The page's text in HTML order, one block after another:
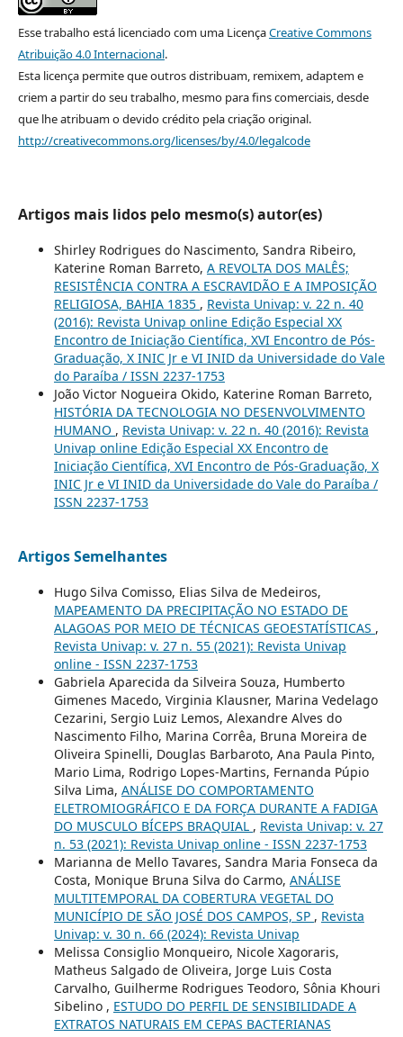
Esse trabalho está licenciado com uma LicençaCreative Commons
Atribuição 4.0 Internacional.
Esta licença permite que outros distribuam, remixem, adaptem e
criem a partir do seu trabalho, mesmo para fins comerciais, desde
que lhe atribuam o devido crédito pela criação original.
http://creativecommons.org/licenses/by/4.0/legalcode
Artigos mais lidos pelo mesmo(s) autor(es)
Shirley Rodrigues do Nascimento, Sandra Ribeiro,
Katerine Roman Barreto, A REVOLTA DOS MALÊS;
RESISTÊNCIA CONTRA A ESCRAVIDÃO E A IMPOSIÇÃO
RELIGIOSA, BAHIA 1835 , Revista Univap: v. 22 n. 40
(2016): Revista Univap online Edição Especial XX
Encontro de Iniciação Científica, XVI Encontro de Pós-
Graduação, X INIC Jr e VI INID da Universidade do Vale
do Paraíba / ISSN 2237-1753
João Victor Nogueira Okido, Katerine Roman Barreto,
HISTÓRIA DA TECNOLOGIA NO DESENVOLVIMENTO
HUMANO , Revista Univap: v. 22 n. 40 (2016): Revista
Univap online Edição Especial XX Encontro de
Iniciação Científica, XVI Encontro de Pós-Graduação, X
INIC Jr e VI INID da Universidade do Vale do Paraíba /
ISSN 2237-1753
Artigos Semelhantes
Hugo Silva Comisso, Elias Silva de Medeiros,
MAPEAMENTO DA PRECIPITAÇÃO NO ESTADO DE
ALAGOAS POR MEIO DE TÉCNICAS GEOESTATÍSTICAS ,
Revista Univap: v. 27 n. 55 (2021): Revista Univap
online - ISSN 2237-1753
Gabriela Aparecida da Silveira Souza, Humberto
Gimenes Macedo, Virginia Klausner, Marina Vedelago
Cezarini, Sergio Luiz Lemos, Alexandre Alves do
Nascimento Filho, Marina Corrêa, Bruna Moreira de
Oliveira Spinelli, Douglas Barbaroto, Ana Paula Pinto,
Mario Lima, Rodrigo Lopes-Martins, Fernanda Púpio
Silva Lima, ANÁLISE DO COMPORTAMENTO
ELETROMIOGRÁFICO E DA FORÇA DURANTE A FADIGA
DO MUSCULO BÍCEPS BRAQUIAL , Revista Univap: v. 27
n. 53 (2021): Revista Univap online - ISSN 2237-1753
Marianna de Mello Tavares, Sandra Maria Fonseca da
Costa, Monique Bruna Silva do Carmo, ANÁLISE
MULTITEMPORAL DA COBERTURA VEGETAL DO
MUNICÍPIO DE SÃO JOSÉ DOS CAMPOS, SP , Revista
Univap: v. 30 n. 66 (2024): Revista Univap
Melissa Consiglio Monqueiro, Nicole Xagoraris,
Matheus Salgado de Oliveira, Jorge Luis Costa
Carvalho, Guilherme Rodrigues Teodoro, Sônia Khouri
Sibelino , ESTUDO DO PERFIL DE SENSIBILIDADE A
EXTRATOS NATURAIS EM CEPAS BACTERIANAS